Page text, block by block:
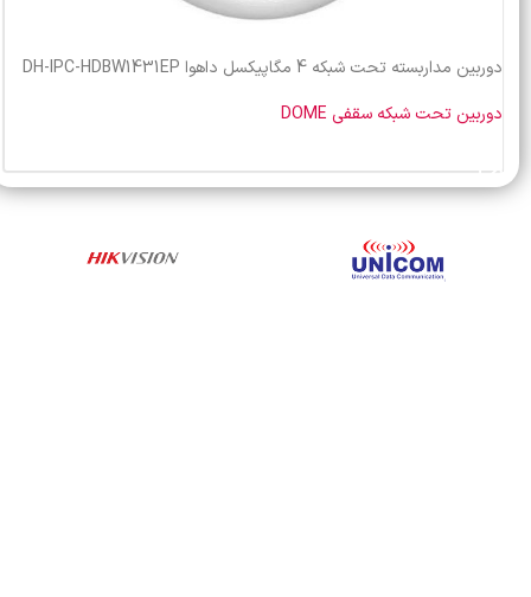
دوربین مداربسته تحت شبکه 4 مگاپیکسل داهوا DH-IPC-HDBW1431EP
دوربین تحت شبکه سقفی DOME